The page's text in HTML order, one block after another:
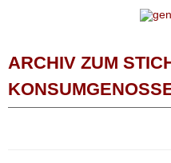
ARCHIV ZUM